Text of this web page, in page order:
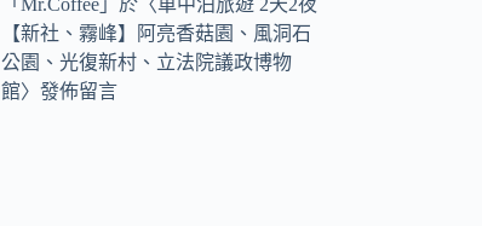
「Mr.Coffee 」於〈車中泊旅遊 2天2夜
【新社、霧峰】阿亮香菇園、風洞石
公園、光復新村、立法院議政博物
館〉發佈留言